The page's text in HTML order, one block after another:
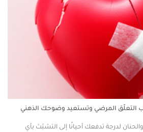
التعلّق المرضي وتستعيد وضوحك الذهني
لدرجة تدفعك أحيانًا إلى التشبّث بأي